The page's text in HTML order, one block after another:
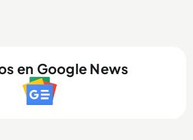
en Google News